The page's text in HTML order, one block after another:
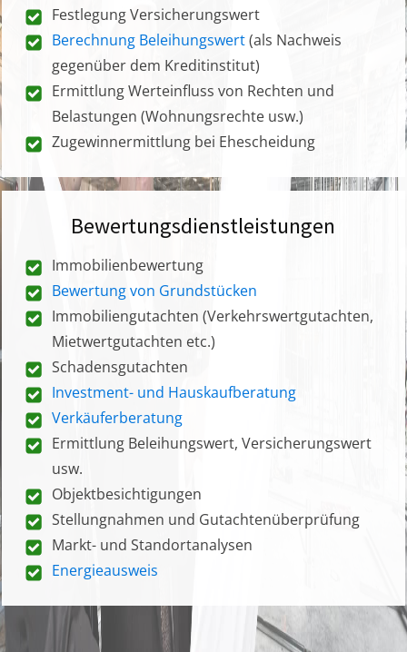
Festlegung Versicherungswert
Berechnung Beleihungswert(als Nachweis
gegenüber dem Kreditinstitut)
Ermittlung Werteinfluss von Rechten und
Belastungen (Wohnungsrechte usw.)
Zugewinnermittlung bei Ehescheidung
Bewertungsdienstleistungen
Immobilienbewertung
Bewertung von Grundstücken
Immobiliengutachten (Verkehrswertgutachten,
Mietwertgutachten etc.)
Schadensgutachten
Investment- und Hauskaufberatung
Verkäuferberatung
Ermittlung Beleihungswert, Versicherungswert
usw.
Objektbesichtigungen
Stellungnahmen und Gutachtenüberprüfung
Markt- und Standortanalysen
Energieausweis